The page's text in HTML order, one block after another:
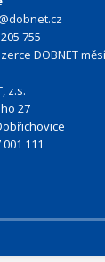
755
DOBNET
z.s.
27
111